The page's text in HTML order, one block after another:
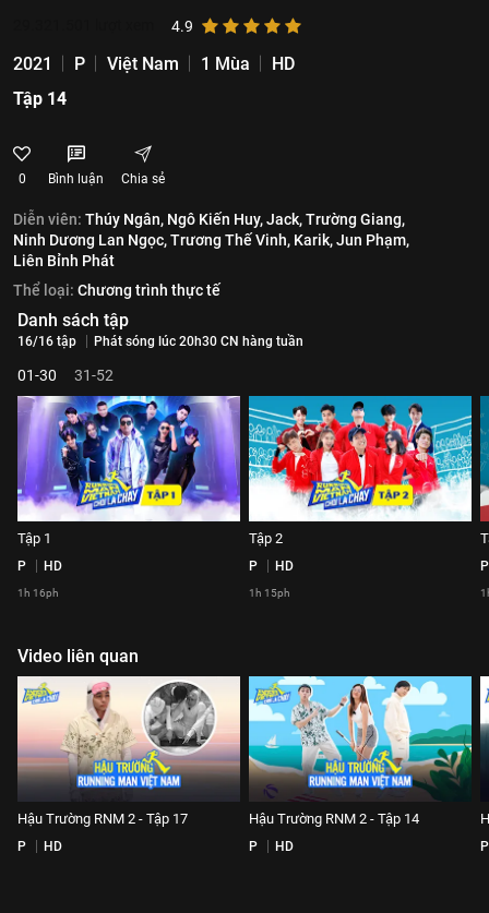
4.9
2021 P Việt Nam 1 Mùa
HD
Tập 14
0 Bình luận Chia sẻ
Diễn viên: Thúy Ngân, Ngô Kiến Huy,Jack,Trường Giang,
Ninh Dương Lan Ngọc,Trương Thế Vinh, Karik,Jun Phạm,
Liên Bỉnh Phát
Thể loại: Chương trình thực tế
Danh sách tập
16/16 tập Phát sóng lúc 20h30 CN hàng tuần
01-30 31-52
Tập 1
P HD
1h 16ph
Tập 2
P HD
1h 15ph
P
Video liên quan
Hậu Trường RNM 2 - Tập 17
P HD
Hậu Trường RNM 2 - Tập 14
P HD P